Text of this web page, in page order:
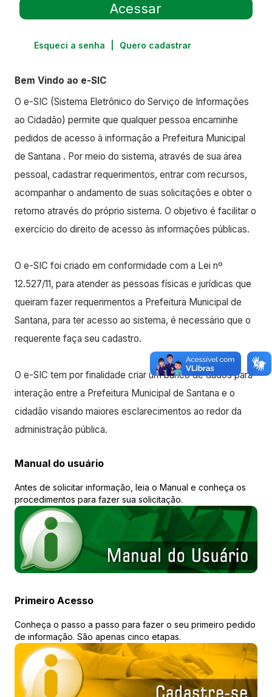
Esqueci a senha Quero cadastrar
Bem Vindo ao e-SIC
O e-SIC (Sistema Eletrônico do Serviço de Informações
ao Cidadão) permite que qualquer pessoa encaminhe
pedidos de acesso à informação a Prefeitura Municipal
de Santana . Por meio do sistema, através de sua área
pessoal, cadastrar requerimentos, entrar com recursos,
acompanhar o andamento de suas solicitações e obter o
retorno através do próprio sistema. O objetivo é facilitar o
exercício do direito de acesso às informações públicas.
O e-SIC foi criado em conformidade com a Lei nº
12.527/11, para atender as pessoas físicas e jurídicas que
queiram fazer requerimentos a Prefeitura Municipal de
Santana, para ter acesso ao sistema, é necessário que o
requerente faça seu cadastro.
O e-SIC tem por finalidade criar um banco de dados para
interação entre a Prefeitura Municipal de Santana e o
cidadão visando maiores esclarecimentos ao redor da
administração pública.
Manual do usuário
Antes de solicitar informação, leia o Manual e conheça os
procedimentos para fazer sua solicitação.
Primeiro Acesso
Conheça o passo a passo para fazer o seu primeiro pedido
de informação. São apenas cinco etapas.